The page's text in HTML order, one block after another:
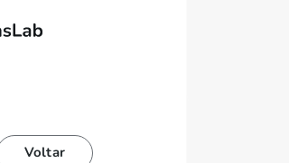
Voltar